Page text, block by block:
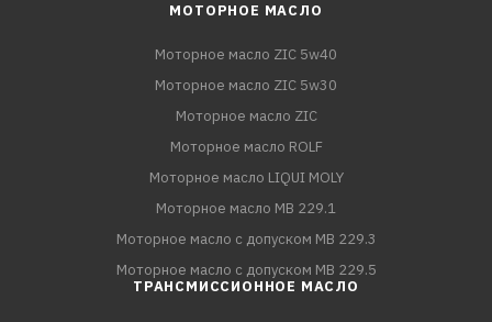
МОТОРНОЕ МАСЛО
Моторное масло ZIC 5w40
Моторное масло ZIC 5w30
Моторное масло ZIC
Моторное масло ROLF
Моторное масло LIQUI MOLY
Моторное масло MB 229.1
Моторное масло с допуском MB 229.3
Моторное масло с допуском MB 229.5
ТРАНСМИССИОННОЕ МАСЛО